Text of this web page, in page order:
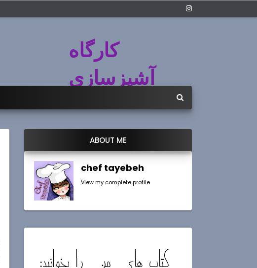
کارگاه
آشپزسازی
ABOUT ME
chef tayebeh
View my complete profile